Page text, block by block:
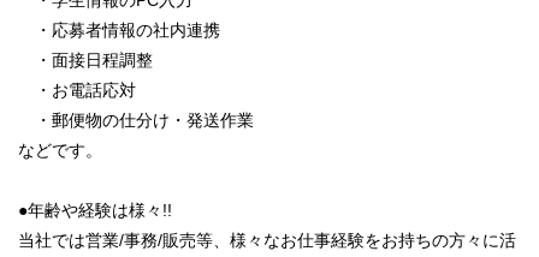
・応募者情報の社内連携
・面接日程調整
・お電話応対
・郵便物の仕分け・発送作業
などです。
●年齢や経験は様々!!
当社では営業/事務/販売等、様々なお仕事経験をお持ちの方々に活